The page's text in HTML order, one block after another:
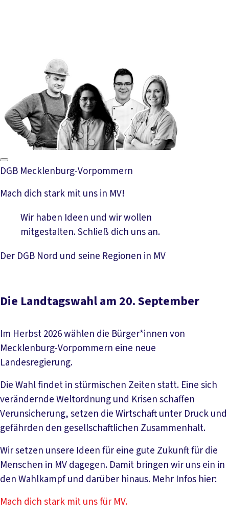
DGB Mecklenburg-Vorpommern
Mach dich stark mit uns in MV!
Wir haben Ideen und wir wollen
mitgestalten. Schließ dich uns an.
Der DGB Nord und seine Regionen in MV
Die Landtagswahl am 20. September
Im Herbst 2026 wählen die Bürger*innen von
Mecklenburg-Vorpommern eine neue
Landesregierung.
Die Wahl findet in stürmischen Zeiten statt. Eine sich
verändernde Weltordnung und Krisen schaffen
Verunsicherung, setzen die Wirtschaft unter Druck und
gefährden den gesellschaftlichen Zusammenhalt.
Wir setzen unsere Ideen für eine gute Zukunft für die
Menschen in MV dagegen. Damit bringen wir uns ein in
den Wahlkampf und darüber hinaus. Mehr Infos hier:
Mach dich stark mit uns für MV.